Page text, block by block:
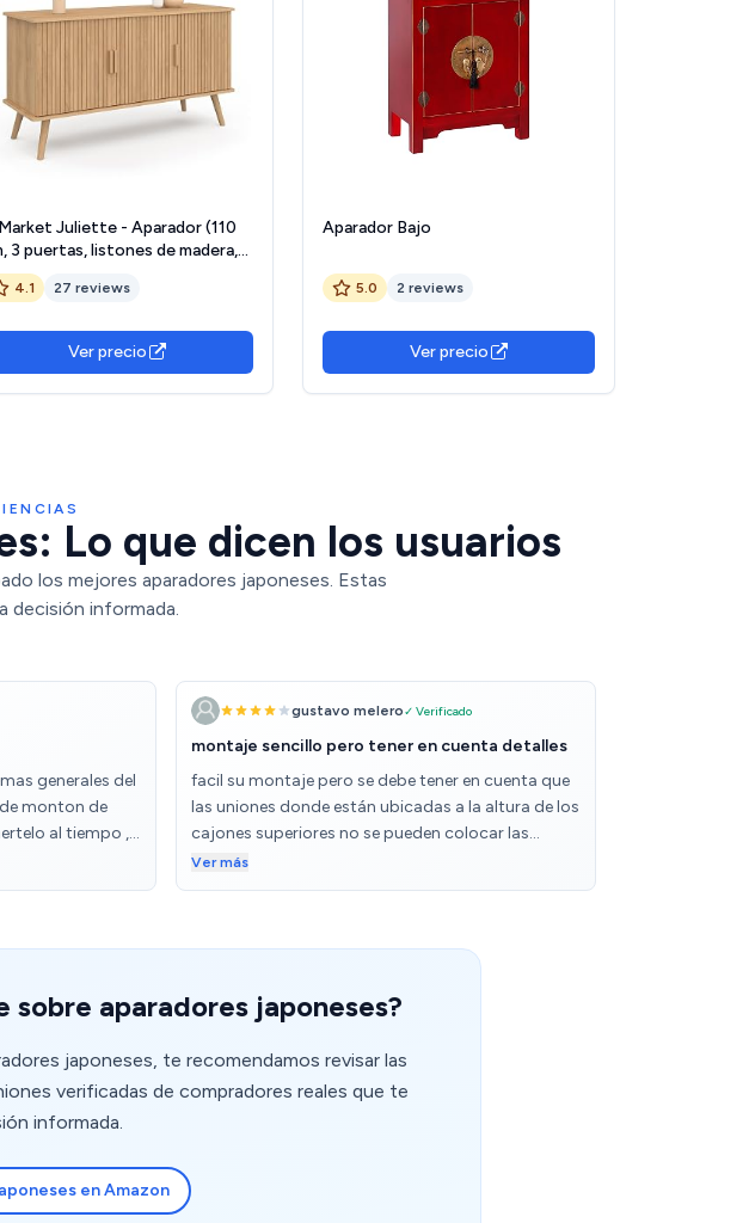
Juliette - Aparador (110
3 puertas, listones de madera,
roble
4.1 27 reviews
Ver precio
Aparador Bajo
5.0 2 reviews
Ver precio
Lo que dicen los usuarios
los mejores aparadores japoneses. Estas
decisión informada.
generales del
monton de
al tiempo ,
gustavo melero✓ Verificado
montaje sencillo pero tener en cuenta detalles
facil su montaje pero se debe tener en cuenta que
las uniones donde están ubicadas a la altura de los
cajones superiores no se pueden colocar las
arandelas ya que sino las cabezas de lo tornillos
rozan con los cajones y no cierran bien. el acabado
Ver más
sobre aparadores japoneses?
japoneses, te recomendamos revisar las
verificadas de compradores reales que te
informada.
en Amazon